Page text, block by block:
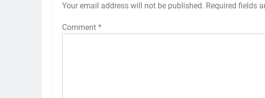
Your email address will not be published. Required fields
Comment *